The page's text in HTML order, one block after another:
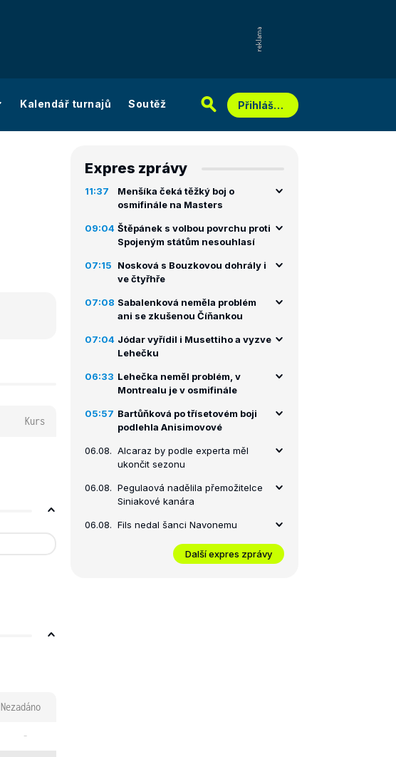
Kalendář turnajů Soutěž Přihlášení
Kurs
Nezadáno
-
Expres zprávy
11:37
Menšíka čeká těžký boj o
osmifinále na Masters
09:04 Štěpánek s volbou povrchu proti
Spojeným státům nesouhlasí
07:15
Nosková s Bouzkovou dohrály i
ve čtyřhře
07:08 Sabalenková neměla problém
ani se zkušenou Číňankou
07:04 Jódar vyřídil i Musettiho a vyzve
Lehečku
06:33 Lehečka neměl problém, v
Montrealu je v osmifinále
05:57 Bartůňková po třísetovém boji
podlehla Anisimovové
06.08. Alcaraz by podle experta měl
ukončit sezonu
06.08. Pegulaová nadělila přemožitelce
Siniakové kanára
06.08. Fils nedal šanci Navonemu
Další expres zprávy